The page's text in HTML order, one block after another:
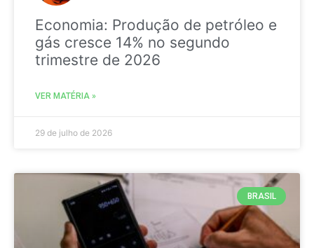
Economia: Produção de petróleo e
gás cresce 14% no segundo
trimestre de 2026
VER MATÉRIA »
29 de julho de 2026
BRASIL